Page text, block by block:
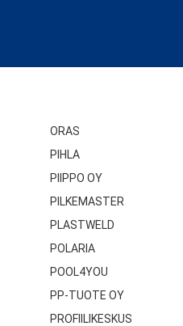
ORAS
PIHLA
PIIPPO OY
PILKEMASTER
PLASTWELD
POLARIA
POOL4YOU
PP-TUOTE OY
PROFIILIKESKUS